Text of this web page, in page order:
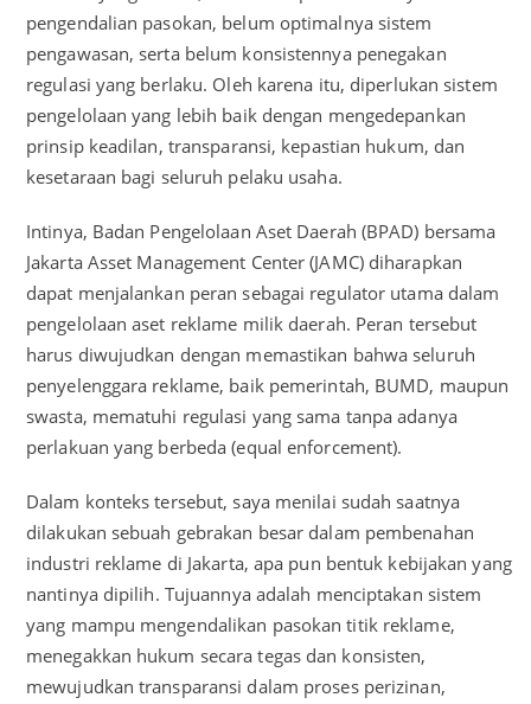
pengendalian pasokan, belum optimalnya sistem
pengawasan, serta belum konsistennya penegakan
regulasi yang berlaku. Oleh karena itu, diperlukan sistem
pengelolaan yang lebih baik dengan mengedepankan
prinsip keadilan, transparansi, kepastian hukum, dan
kesetaraan bagi seluruh pelaku usaha.
Intinya, Badan Pengelolaan Aset Daerah (BPAD) bersama
Jakarta Asset Management Center (JAMC) diharapkan
dapat menjalankan peran sebagai regulator utama dalam
pengelolaan aset reklame milik daerah. Peran tersebut
harus diwujudkan dengan memastikan bahwa seluruh
penyelenggara reklame, baik pemerintah, BUMD, maupun
swasta, mematuhi regulasi yang sama tanpa adanya
perlakuan yang berbeda (equal enforcement).
Dalam konteks tersebut, saya menilai sudah saatnya
dilakukan sebuah gebrakan besar dalam pembenahan
industri reklame di Jakarta, apa pun bentuk kebijakan yang
nantinya dipilih. Tujuannya adalah menciptakan sistem
yang mampu mengendalikan pasokan titik reklame,
menegakkan hukum secara tegas dan konsisten,
mewujudkan transparansi dalam proses perizinan,